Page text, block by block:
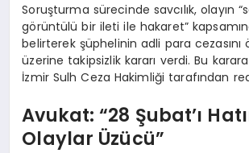
Soruşturma sürecinde savcılık, olayın
görüntülü bir ileti ile hakaret”
belirterek şüphelinin adli para cezasını
üzerine takipsizlik kararı verdi. Bu
İzmir Sulh Ceza Hakimliği tarafından
Avukat: “28 Şubat’ı
Olaylar Üzücü”